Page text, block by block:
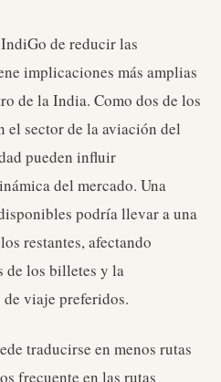
de reducir las
implicaciones más amplias
de la India. Como dos de los
el sector de la aviación del
pueden influir
del mercado. Una
podría llevar a una
restantes, afectando
de los billetes y la
viaje preferidos.
traducirse en menos rutas
frecuente en las rutas